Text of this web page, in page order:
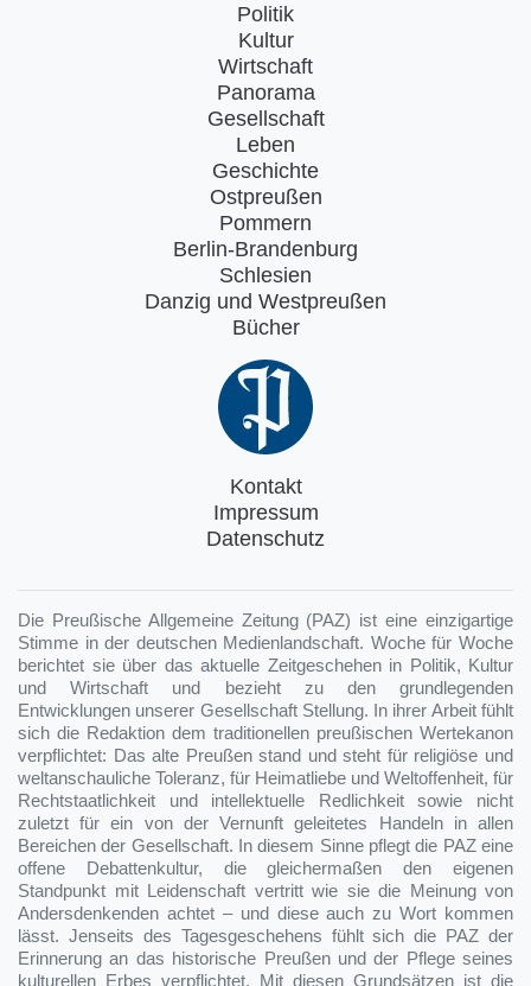
Politik
Kultur
Wirtschaft
Panorama
Gesellschaft
Leben
Geschichte
Ostpreußen
Pommern
Berlin-Brandenburg
Schlesien
Danzig und Westpreußen
Bücher
Kontakt
Impressum
Datenschutz
Die Preußische Allgemeine Zeitung (PAZ) ist eine einzigartige
Stimme in der deutschen Medienlandschaft. Woche für Woche
berichtet sie über das aktuelle Zeitgeschehen in Politik, Kultur
und Wirtschaft und bezieht zu den grundlegenden
Entwicklungen unserer Gesellschaft Stellung. In ihrer Arbeit fühlt
sich die Redaktion dem traditionellen preußischen Wertekanon
verpflichtet: Das alte Preußen stand und steht für religiöse und
weltanschauliche Toleranz, für Heimatliebe und Weltoffenheit, für
Rechtstaatlichkeit und intellektuelle Redlichkeit sowie nicht
zuletzt für ein von der Vernunft geleitetes Handeln in allen
Bereichen der Gesellschaft. In diesem Sinne pflegt die PAZ eine
offene Debattenkultur, die gleichermaßen den eigenen
Standpunkt mit Leidenschaft vertritt wie sie die Meinung von
Andersdenkenden achtet – und diese auch zu Wort kommen
lässt. Jenseits des Tagesgeschehens fühlt sich die PAZ der
Erinnerung an das historische Preußen und der Pflege seines
kulturellen Erbes verpflichtet. Mit diesen Grundsätzen ist die